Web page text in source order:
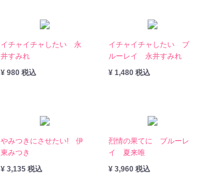
イチャイチャしたい 永
井すみれ
¥ 980 税込
イチャイチャしたい ブ
ルーレイ 永井すみれ
¥ 1,480 税込
やみつきにさせたい! 伊
東みつき
¥ 3,135 税込
烈情の果てに ブルーレ
イ 夏来唯
¥ 3,960 税込